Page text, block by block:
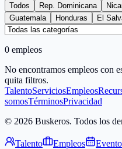
Todos Rep. Dominicana
Guatemala
Honduras El
0 empleos
No encontramos empleos con
quita filtros.
TalentoServiciosEmpleos
somosTérminosPrivacidad
© 2026 Buskeros. Todos los
Talento Empleos